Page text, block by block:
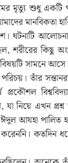
মৃত্যু শুধু একটি
মানবিকতা
ঘটনাটি
শরীরের কিছু
সামনে
তাঁর
প্রকৌশল
নিয়ে এখন
ঈদুল আযহা
কতদিন